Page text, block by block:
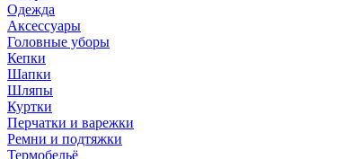
Одежда
Аксессуары
Головные уборы
Кепки
Шапки
Шляпы
Куртки
Перчатки и варежки
Ремни и подтяжки
Термобельё